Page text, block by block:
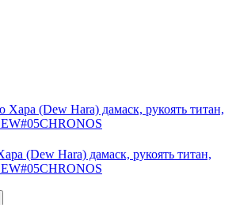
(Dew Hara) дамаск, рукоять титан,